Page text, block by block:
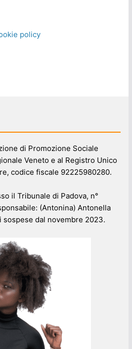
policy
di Promozione Sociale
Veneto e al Registro Unico
codice fiscale 92225980280.
il Tribunale di Padova, n°
(Antonina) Antonella
sospese dal novembre 2023.